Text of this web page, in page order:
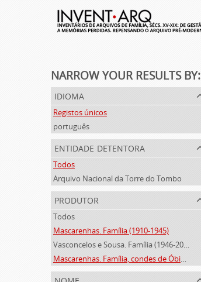
NARROW YOUR RESULTS BY:
idioma
Registos únicos
português
entidade detentora
Todos
Arquivo Nacional da Torre do Tombo
produtor
Todos
Mascarenhas. Família (1910-1945)
Vasconcelos e Sousa. Família (1946-2006)
Mascarenhas. Família, condes de Óbidos, Palma e Sabugal (1669-1910)